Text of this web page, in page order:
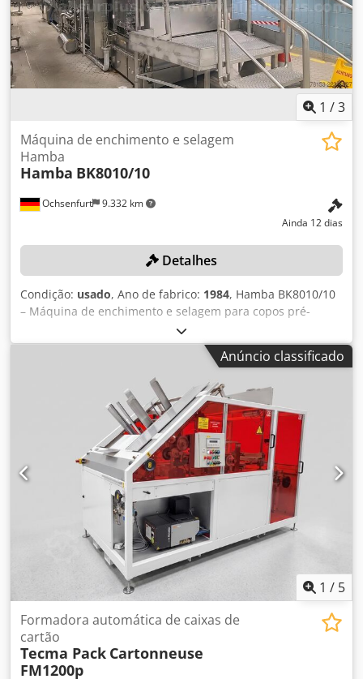
1 /3
Ochsenfurt 9.332 km
Máquina de enchimento e selagem
Hamba
Hamba BK8010/10
Ainda 12 dias
Detalhes
Condição: usado, Ano de fabrico: 1984, Hamba BK8010/10
– Máquina de enchimento e selagem para copos pré-
formados 36.000 – 37.200 copos/hora 4,46 t/hora Formato
da prensa: copo único Quantidade de enchimento: 110 g –
200 g 20 copos/bandeja para copo único 20 copos/bandeja
para 4 copos/embalagem 40 copos/bandeja para 4
copos/embalagem Folha para copos: branca, colorida,
transparente (PS) Preparação de frutas: copo único, 2
sabores diferentes Gama de produtos: Activia, Light&Free,
Oikos, Iogurte Condição: Bom Localização secundária: E3
Cjdpfx Acjzmai Noyeha
Anúncio classificado
1 / 5
Formadora automática de caixas de
cartão
Tecma Pack Cartonneuse
FM1200p